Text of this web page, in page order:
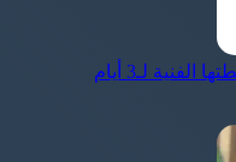
لـ3 أيام